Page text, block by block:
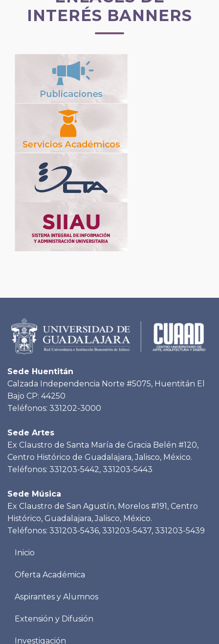
INTERÉS BANNERS
Sede Huentitán
Calzada Independencia Norte #5075, Huentitán El
Bajo CP: 44250
Teléfonos: 331202-3000
Sede Artes
Ex Claustro de Santa María de Gracia Belén #120,
Centro Histórico de Guadalajara, Jalisco, México.
Teléfonos: 331203-5442, 331203-5443
Sede Música
Ex Claustro de San Agustín, Morelos #191, Centro
Histórico, Guadalajara, Jalisco, México.
Teléfonos: 331203-5436, 331203-5437, 331203-5439
Menu
Inicio
Oferta Académica
Aspirantes y Alumnos
Extensión y Difusión
Investigación